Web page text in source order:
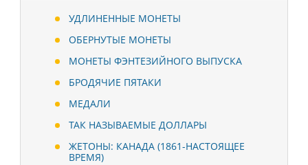
УДЛИНЕННЫЕ МОНЕТЫ
ОБЕРНУТЫЕ МОНЕТЫ
МОНЕТЫ ФЭНТЕЗИЙНОГО ВЫПУСКА
БРОДЯЧИЕ ПЯТАКИ
МЕДАЛИ
ТАК НАЗЫВАЕМЫЕ ДОЛЛАРЫ
ЖЕТОНЫ: КАНАДА (1861-НАСТОЯЩЕЕ
ВРЕМЯ)